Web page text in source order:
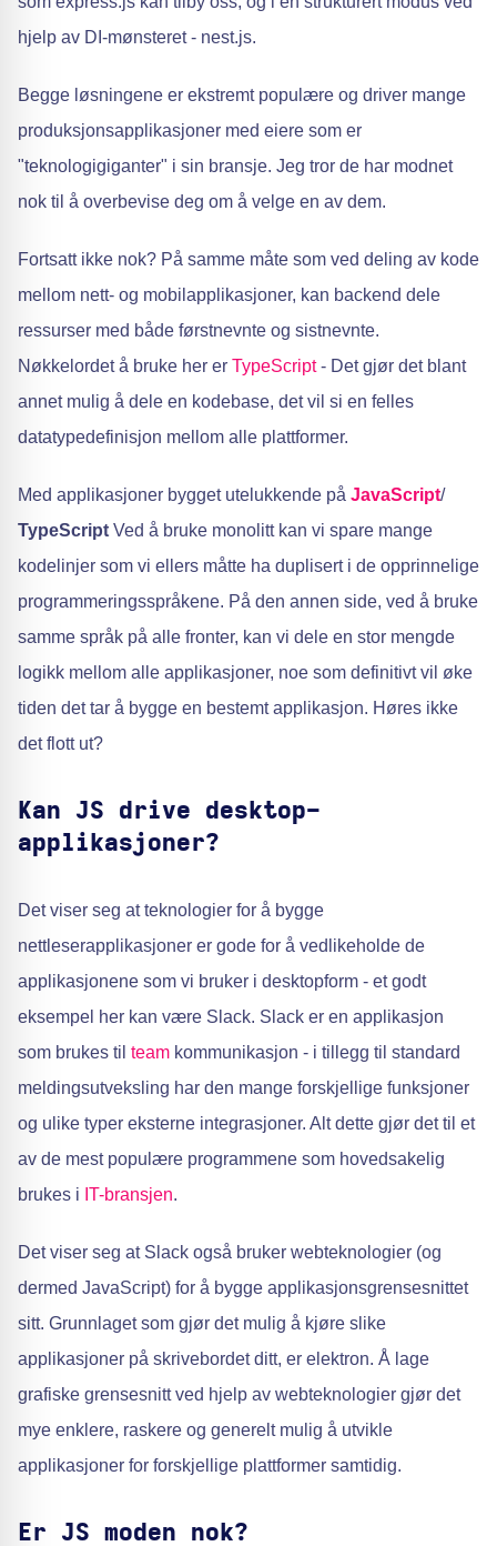
hjelp av DI-mønsteret - nest.js.
Begge løsningene er ekstremt populære og driver mange
produksjonsapplikasjoner med eiere som er
"teknologigiganter" i sin bransje. Jeg tror de har modnet
nok til å overbevise deg om å velge en av dem.
Fortsatt ikke nok? På samme måte som ved deling av kode
mellom nett- og mobilapplikasjoner, kan backend dele
ressurser med både førstnevnte og sistnevnte.
Nøkkelordet å bruke her er TypeScript- Det gjør det blant
annet mulig å dele en kodebase, det vil si en felles
datatypedefinisjon mellom alle plattformer.
Med applikasjoner bygget utelukkende på JavaScript/
TypeScript Ved å bruke monolitt kan vi spare mange
kodelinjer som vi ellers måtte ha duplisert i de opprinnelige
programmeringsspråkene. På den annen side, ved å bruke
samme språk på alle fronter, kan vi dele en stor mengde
logikk mellom alle applikasjoner, noe som definitivt vil øke
tiden det tar å bygge en bestemt applikasjon. Høres ikke
det flott ut?
Kan JS drive desktop-
applikasjoner?
Det viser seg at teknologier for å bygge
nettleserapplikasjoner er gode for å vedlikeholde de
applikasjonene som vi bruker i desktopform - et godt
eksempel her kan være Slack. Slack er en applikasjon
som brukes til team kommunikasjon - i tillegg til standard
meldingsutveksling har den mange forskjellige funksjoner
og ulike typer eksterne integrasjoner. Alt dette gjør det til et
av de mest populære programmene som hovedsakelig
brukes i IT-bransjen.
Det viser seg at Slack også bruker webteknologier (og
dermed JavaScript) for å bygge applikasjonsgrensesnittet
sitt. Grunnlaget som gjør det mulig å kjøre slike
applikasjoner på skrivebordet ditt, er elektron. Å lage
grafiske grensesnitt ved hjelp av webteknologier gjør det
mye enklere, raskere og generelt mulig å utvikle
applikasjoner for forskjellige plattformer samtidig.
Er JS moden nok?